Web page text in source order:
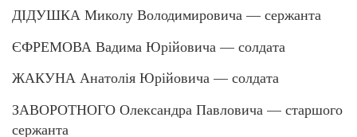
ДІДУШКА Миколу Володимировича — сержанта
ЄФРЕМОВА Вадима Юрійовича — солдата
ЖАКУНА Анатолія Юрійовича — солдата
ЗАВОРОТНОГО Олександра Павловича — старшого
сержанта